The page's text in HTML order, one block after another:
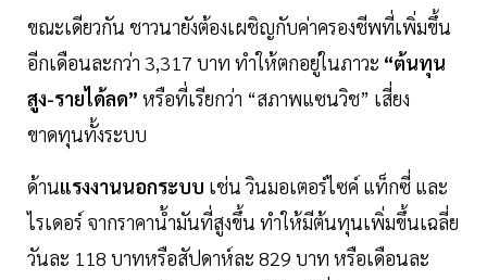
ขณะเดียวกัน ชาวนายังต้องเผชิญกับค่าครองชีพที่เพิ่มขึ้น
อีกเดือนละกว่า 3,317 บาท ทำให้ตกอยู่ในภาวะ “ต้นทุน
สูง-รายได้ลด” หรือที่เรียกว่า “สภาพแซนวิช” เสี่ยง
ขาดทุนทั้งระบบ
ด้านแรงงานนอกระบบ เช่น วินมอเตอร์ไซค์ แท็กซี่ และ
ไรเดอร์ จากราคาน้ำมันที่สูงขึ้น ทำให้มีต้นทุนเพิ่มขึ้นเฉลี่ย
วันละ 118 บาทหรือสัปดาห์ละ 829 บาท หรือเดือนละ